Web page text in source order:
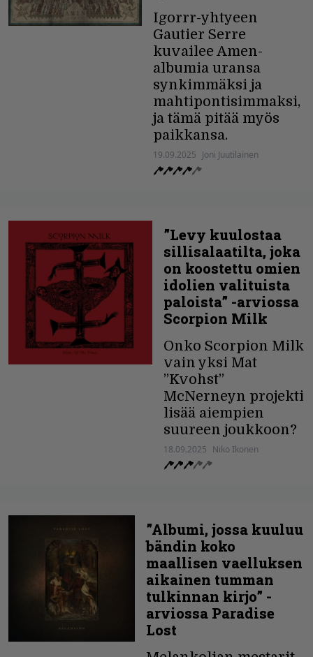
Igorrr-yhtyeen
Gautier Serre
kuvailee Amen-
albumia uransa
synkimmäksi ja
mahtipontisimmaksi,
ja tämä pitää myös
paikkansa.
19.09.2025 Joni Juutilainen
”Levy kuulostaa
sillisalaatilta, joka
on koostettu omien
idolien valituista
paloista” -arviossa
Scorpion Milk
Onko Scorpion Milk
vain yksi Mat
”Kvohst”
McNerneyn projekti
lisää aiempien
suureen joukkoon?
18.09.2025 Niko Ikonen
”Albumi, jossa kuuluu
bändin koko
maallisen vaelluksen
aikainen tumman
tulkinnan kirjo” -
arviossa Paradise
Lost